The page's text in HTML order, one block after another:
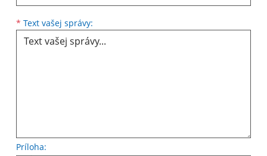
* Text vašej správy:
Príloha: